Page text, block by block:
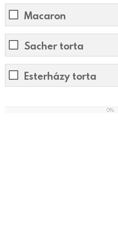
Macaron
Sacher torta
Esterházy torta
0%